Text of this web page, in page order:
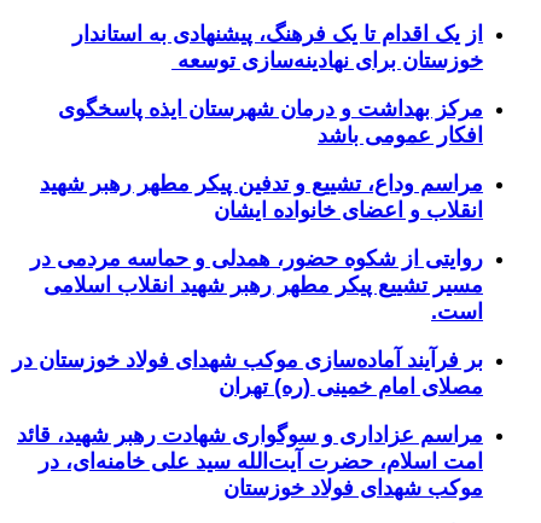
از یک اقدام تا یک فرهنگ، پیشنهادی به استاندار
خوزستان برای نهادینه‌سازی توسعه
مرکز بهداشت و درمان شهرستان ایذه پاسخگوی
افکار عمومی باشد
مراسم وداع، تشییع و تدفین پیکر مطهر رهبر شهید
انقلاب و اعضای خانواده ایشان
روایتی از شکوه حضور، همدلی و حماسه مردمی در
مسیر تشییع پیکر مطهر رهبر شهید انقلاب اسلامی
است.
بر فرآیند آماده‌سازی موکب شهدای فولاد خوزستان در
مصلای امام خمینی (ره) تهران
مراسم عزاداری و سوگواری شهادت رهبر شهید، قائد
امت اسلام، حضرت آیت‌الله سید علی خامنه‌ای، در
موکب شهدای فولاد خوزستان